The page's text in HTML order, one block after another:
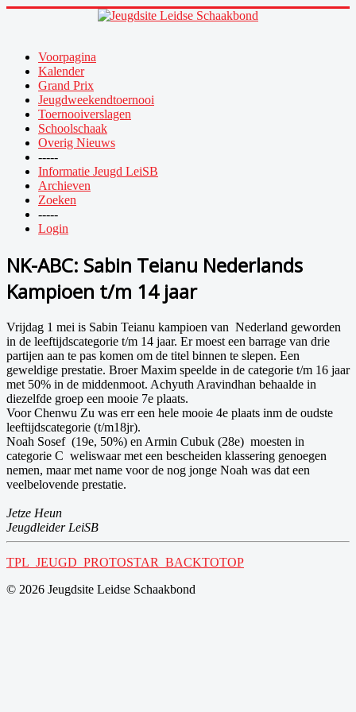
Voorpagina
Kalender
Grand Prix
Jeugdweekendtoernooi
Toernooiverslagen
Schoolschaak
Overig Nieuws
-----
Informatie Jeugd LeiSB
Archieven
Zoeken
-----
Login
NK-ABC: Sabin Teianu Nederlands
Kampioen t/m 14 jaar
Vrijdag 1 mei is Sabin Teianu kampioen van Nederland geworden
in de leeftijdscategorie t/m 14 jaar. Er moest een barrage van drie
partijen aan te pas komen om de titel binnen te slepen. Een
geweldige prestatie. Broer Maxim speelde in de categorie t/m 16 jaar
met 50% in de middenmoot. Achyuth Aravindhan behaalde in
diezelfde groep een mooie 7e plaats.
Voor Chenwu Zu was err een hele mooie 4e plaats inm de oudste
leeftijdscategorie (t/m18jr).
Noah Sosef (19e, 50%) en Armin Cubuk (28e) moesten in
categorie C weliswaar met een bescheiden klassering genoegen
nemen, maar met name voor de nog jonge Noah was dat een
veelbelovende prestatie.
Jetze Heun
Jeugdleider LeiSB
TPL_JEUGD_PROTOSTAR_BACKTOTOP
© 2026 Jeugdsite Leidse Schaakbond